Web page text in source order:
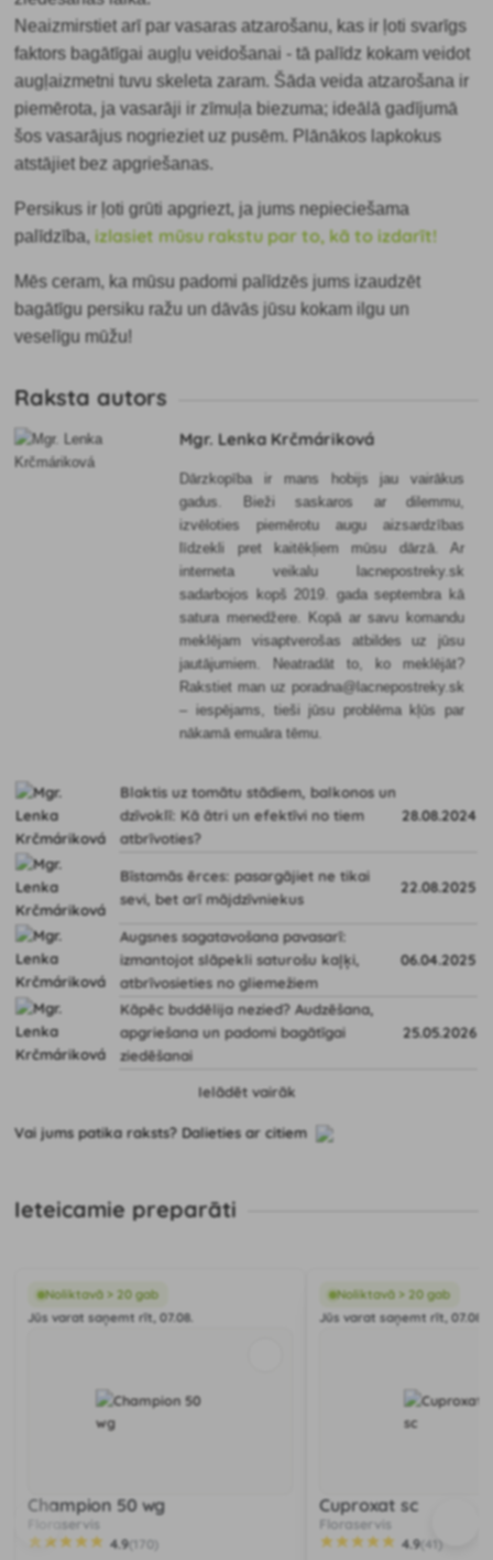
Neaizmirstiet arī par vasaras atzarošanu, kas ir ļoti svarīgs
faktors bagātīgai augļu veidošanai - tā palīdz kokam veidot
augļaizmetni tuvu skeleta zaram. Šāda veida atzarošana ir
piemērota, ja vasarāji ir zīmuļa biezuma; ideālā gadījumā
šos vasarājus nogrieziet uz pusēm. Plānākos lapkokus
atstājiet bez apgriešanas.
Persikus ir ļoti grūti apgriezt, ja jums nepieciešama
palīdzība,izlasiet mūsu rakstu par to, kā to izdarīt!
Mēs ceram, ka mūsu padomi palīdzēs jums izaudzēt
bagātīgu persiku ražu un dāvās jūsu kokam ilgu un
veselīgu mūžu!
Raksta autors
Mgr. Lenka Krčmáriková
Dārzkopība ir mans hobijs jau vairākus
gadus. Bieži saskaros ar dilemmu,
izvēloties piemērotu augu aizsardzības
līdzekli pret kaitēkļiem mūsu dārzā. Ar
interneta veikalu lacnepostreky.sk
sadarbojos kopš 2019. gada septembra kā
satura menedžere. Kopā ar savu komandu
meklējam visaptverošas atbildes uz jūsu
jautājumiem. Neatradāt to, ko meklējāt?
Rakstiet man uz poradna@lacnepostreky.sk
– iespējams, tieši jūsu problēma kļūs par
nākamā emuāra tēmu.
Blaktis uz tomātu stādiem, balkonos un
dzīvoklī: Kā ātri un efektīvi no tiem
atbrīvoties?
28.08.2024
Bīstamās ērces: pasargājiet ne tikai
sevi, bet arī mājdzīvniekus
22.08.2025
Augsnes sagatavošana pavasarī:
izmantojot slāpekli saturošu kaļķi,
atbrīvosieties no gliemežiem
06.04.2025
Kāpēc buddēlija nezied? Audzēšana,
apgriešana un padomi bagātīgai
ziedēšanai
25.05.2026
Ielādēt vairāk
Vai jums patika raksts? Dalieties ar citiem
Ieteicamie preparāti
Noliktavā > 20 gab
Jūs varat saņemt rīt, 07.08.
Champion 50 wg
Floraservis
4.9(170)
Noliktavā > 20 gab
Jūs varat saņemt rīt, 07.08.
Cuproxat sc
Floraservis
4.9(41)